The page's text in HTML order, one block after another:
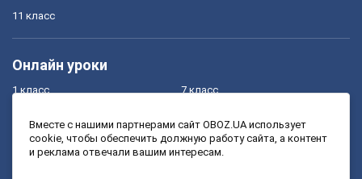
11 класс
Онлайн уроки
1 класс
3 класс
7 класс
9 класс
Вместе с нашими партнерами сайт OBOZ.UA использует
cookie, чтобы обеспечить должную работу сайта, а контент
и реклама отвечали вашим интересам.